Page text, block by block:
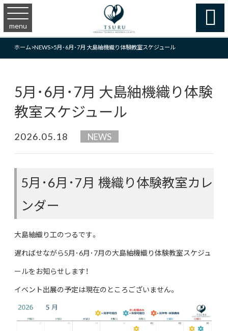
menu 
ホーム>NEWS>5月･6月･7月 大島紬機織り体験教室スケジュール
5月･6月･7月 大島紬機織り体験
教室スケジュール
2026.05.18 NEWS
5月･6月･7月 機織り体験教室カレ
ンダー
大島紬織り工のつるです。
遅ればせながら5月･6月･7月の大島紬機織り体験教室スケジュ
ールをお知らせします！
イベント出展の予定は現在のところございません。